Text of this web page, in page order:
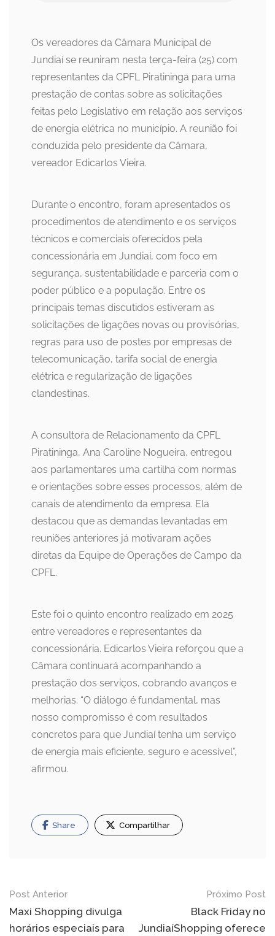
Os vereadores da Câmara Municipal de
Jundiaí se reuniram nesta terça-feira (25) com
representantes da CPFL Piratininga para uma
prestação de contas sobre as solicitações
feitas pelo Legislativo em relação aos serviços
de energia elétrica no município. A reunião foi
conduzida pelo presidente da Câmara,
vereador Edicarlos Vieira.
Durante o encontro, foram apresentados os
procedimentos de atendimento e os serviços
técnicos e comerciais oferecidos pela
concessionária em Jundiaí, com foco em
segurança, sustentabilidade e parceria com o
poder público e a população. Entre os
principais temas discutidos estiveram as
solicitações de ligações novas ou provisórias,
regras para uso de postes por empresas de
telecomunicação, tarifa social de energia
elétrica e regularização de ligações
clandestinas.
A consultora de Relacionamento da CPFL
Piratininga, Ana Caroline Nogueira, entregou
aos parlamentares uma cartilha com normas
e orientações sobre esses processos, além de
canais de atendimento da empresa. Ela
destacou que as demandas levantadas em
reuniões anteriores já motivaram ações
diretas da Equipe de Operações de Campo da
CPFL.
Este foi o quinto encontro realizado em 2025
entre vereadores e representantes da
concessionária. Edicarlos Vieira reforçou que a
Câmara continuará acompanhando a
prestação dos serviços, cobrando avanços e
melhorias. “O diálogo é fundamental, mas
nosso compromisso é com resultados
concretos para que Jundiaí tenha um serviço
de energia mais eficiente, seguro e acessível”,
afirmou.
Share Compartilhar
Navegação
de
Post Anterior
Maxi Shopping divulga
horários especiais para
Próximo Post
Black Friday no
JundiaíShopping oferece